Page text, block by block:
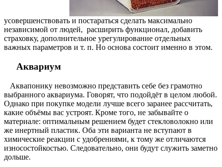
усовершенствовать и постараться сделать максимально
независимой от людей, расширить функционал, добавить
страховку, дополнительное урегулирование отдельных
важных параметров и т. п. Но основа состоит именно в этом.
Аквариум
Аквапонику невозможно представить себе без грамотно
выбранного аквариума. Говорят, что подойдёт в целом любой.
Однако при покупке модели лучше всего заранее рассчитать,
какие объёмы вас устроят. Кроме того, не забывайте о
материале: оптимальным решением будет стекловолокно или
же инертный пластик. Оба эти варианта не вступают в
химические реакции с удобрениями, к тому же отличаются
износостойкостью. Следовательно, они будут служить заметно
дольше.